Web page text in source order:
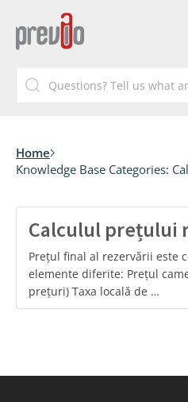
Home
Knowledge Base Categories:
Calculul prețului
Prețul final al rezervării este
elemente diferite: Prețul
prețuri) Taxa locală de …